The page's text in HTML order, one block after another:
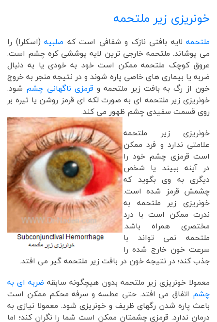
خونریزی زیر ملتحمه
ملتحمه لایه بافتی نازک و شفافی است که صلبیه (اسکلرا) را
می پوشاند. ملتحمه خارجی ترین لایه پوششی کره چشم است.
عروق کوچک ملتحمه ممکن است خود به خودی یا به دنبال
ضربه یا بیماری های خاصی پاره شوند و در نتیجه منجر به خروج
خون از رگ به بافت زیر ملتحمه و قرمزی ناگهانی چشم شود.
خونریزی زیر ملتحمه ای به صورت لکه ای قرمز روشن یا تیره بر
روی قسمت سفیدی چشم ظهور می کند.
خونریزی زیر ملتحمه
علامتی ندارد و فرد ممکن
است قرمزی چشم خود را
در آینه ببیند یا شخص
دیگری به وی بگوید که
چشمش قرمز شده است.
خونریزی زیر ملتحمه به
ندرت ممکن است با درد
مختصری همراه باشد.
ملتحمه نمی تواند با
سرعت خون خارج شده را
جذب کند؛ در نتیجه خون در بافت زیر ملتحمه گیر می افتد.
معمولا خونریزی زیر ملتحمه بدون هیچگونه سابقه ضربه ای به
چشم اتفاق می افتد. حتی عطسه و سرفه محکم ممکن است
باعث پاره شدن رگهای ظریف و خونریزی شود. معمولا نیازی به
درمان ندارد. قرمزی چشمتان ممکن است شما را نگران کند؛ اما